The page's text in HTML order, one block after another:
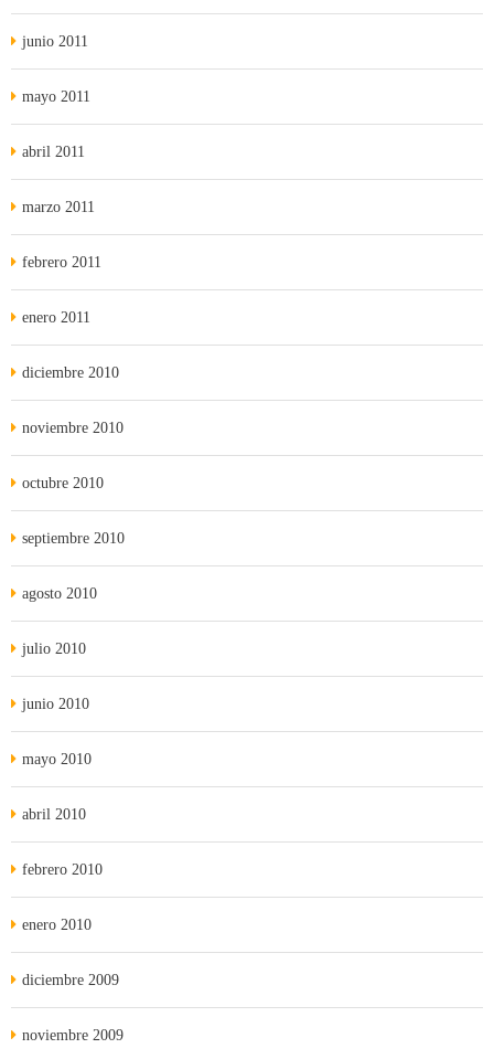
junio 2011
mayo 2011
abril 2011
marzo 2011
febrero 2011
enero 2011
diciembre 2010
noviembre 2010
octubre 2010
septiembre 2010
agosto 2010
julio 2010
junio 2010
mayo 2010
abril 2010
febrero 2010
enero 2010
diciembre 2009
noviembre 2009